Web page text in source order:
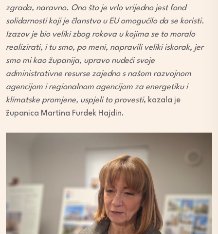
zgrada, naravno. Ono što je vrlo vrijedno jest fond
solidarnosti koji je članstvo u EU omogućilo da se koristi.
Izazov je bio veliki zbog rokova u kojima se to moralo
realizirati, i tu smo, po meni, napravili veliki iskorak, jer
smo mi kao županija, upravo nudeći svoje
administrativne resurse zajedno s našom razvojnom
agencijom i regionalnom agencijom za energetiku i
klimatske promjene, uspjeli to provesti, kazala je
županica Martina Furdek Hajdin.